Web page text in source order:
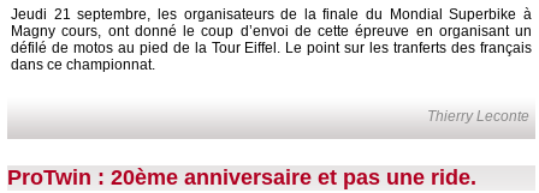
Jeudi 21 septembre, les organisateurs de la finale du Mondial Superbike à
Magny cours, ont donné le coup d’envoi de cette épreuve en organisant un
défilé de motos au pied de la Tour Eiffel. Le point sur les tranferts des français
dans ce championnat.
Thierry Leconte
ProTwin : 20ème anniversaire et pas une ride.